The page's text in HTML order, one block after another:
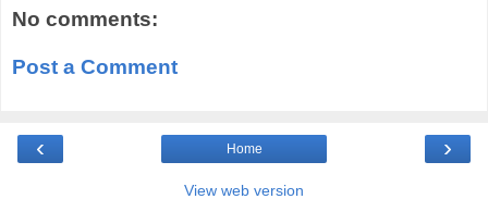
No comments:
Post a Comment
‹ ›
Home
View web version